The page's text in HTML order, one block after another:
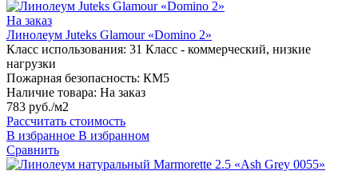
На заказ
Линолеум Juteks Glamour «Domino 2»
Класс использования: 31 Класс - коммерческий, низкие
нагрузки
Пожарная безопасность: КМ5
Наличие товара: На заказ
783 руб./м2
Рассчитать стоимость
В избранное В избранном
Сравнить